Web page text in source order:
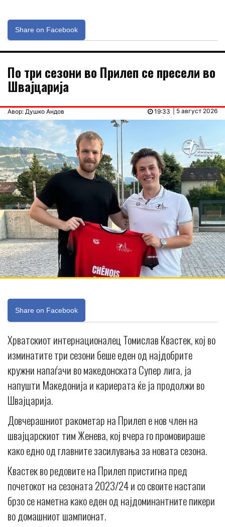
Share on Facebook
По три сезони во Прилеп се пресели во
Швајцарија
Авор: Душко Андов | 5 август 2026
19:33
Share on Facebook
Хрватскиот интернационалец Томислав Квастек, кој во
изминатите три сезони беше еден од најдобрите
кружни напаѓачи во македонската Супер лига, ја
напушти Македонија и кариерата ќе ја продолжи во
Швајцарија.
Довчерашниот ракометар на Прилеп е нов член на
швајцарскиот тим Женева, кој вчера го промовираше
како едно од главните засилувања за новата сезона.
Квастек во редовите на Прилеп пристигна пред
почетокот на сезоната 2023/24 и со своите настапи
брзо се наметна како еден од најдоминантните пикери
во домашниот шампионат.